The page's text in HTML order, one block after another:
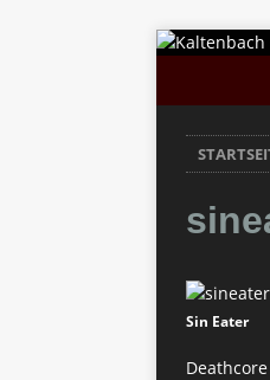
Sin Eater
Deathcore